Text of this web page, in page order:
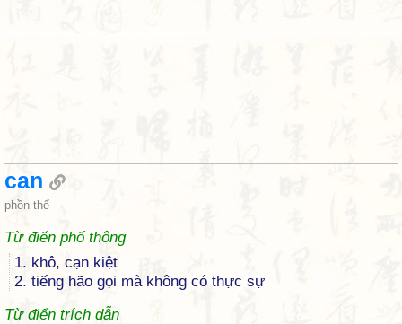
can
phồn thể
Từ điển phổ thông
1. khô, cạn kiệt
2. tiếng hão gọi mà không có thực sự
Từ điển trích dẫn